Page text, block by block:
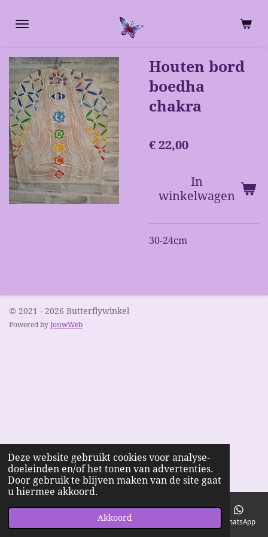
Deze website gebruikt cookies voor analyse-
doeleinden en/of het tonen van advertenties.
Door gebruik te blijven maken van de site gaat
u hiermee akkoord.
Akkoord
direct
de
hoofdinhoud
Houten bord
boedha
chakra
€ 22,00
In
winkelwagen
30-24cm
© 2021 - 2026 Butterflywinkel
Powered by JouwWeb
Telefoonnummer WhatsApp